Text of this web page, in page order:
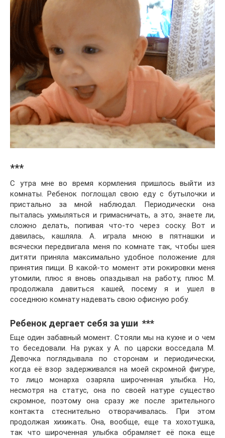
***
С утра мне во время кормления пришлось выйти из
комнаты. Ребенок поглощал свою еду с бутылочки и
пристально за мной наблюдал. Периодически она
пыталась ухмыляться и гримасничать, а это, знаете ли,
сложно делать, попивая что-то через соску. Вот и
давилась, кашляла. А. играла мною в пятнашки и
всячески передвигала меня по комнате так, чтобы шея
дитяти приняла максимально удобное положение для
принятия пищи. В какой-то момент эти рокировки меня
утомили, плюс я вновь опаздывал на работу, плюс М.
продолжала давиться кашей, посему я и ушел в
соседнюю комнату надевать свою офисную робу.
Ребенок дергает себя за уши ***
Еще один забавный момент. Стояли мы на кухне и о чем
то беседовали. На руках у А. по царски восседала М.
Девочка поглядывала по сторонам и периодически,
когда её взор задерживался на моей скромной фигуре,
то лицо монарха озаряла широченная улыбка. Но,
несмотря на статус, она по своей натуре существо
скромное, поэтому она сразу же после зрительного
контакта стеснительно отворачивалась. При этом
продолжая хихикать. Она, вообще, еще та хохотушка,
так что широченная улыбка обрамляет её пока еще